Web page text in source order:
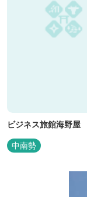
ビジネス旅館海野屋
中南勢